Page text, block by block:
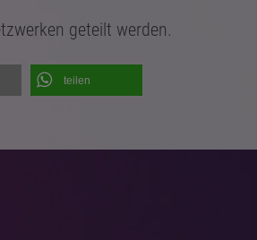
geteilt werden.
teilen